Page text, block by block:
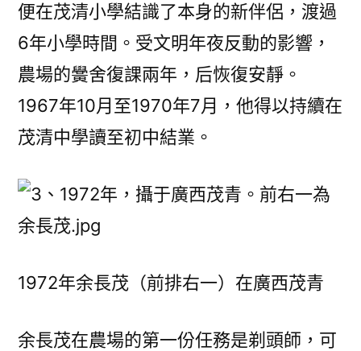
便在茂清小學結識了本身的新伴侶，渡過
6年小學時間。受文明年夜反動的影響，
農場的黌舍復課兩年，后恢復安靜。
1967年10月至1970年7月，他得以持續在
茂清中學讀至初中結業。
1972年余長茂（前排右一）在廣西茂青
余長茂在農場的第一份任務是剃頭師，可